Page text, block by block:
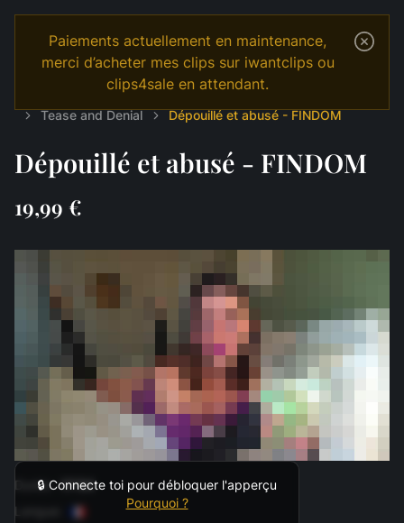
Paiements actuellement en maintenance,
merci d’acheter mes clips sur iwantclips ou
clips4sale en attendant.
Tease and Denial
Dépouillé et abusé - FINDOM
Dépouillé et abusé - FINDOM
19,99 €
🔒 Connecte toi pour débloquer l'apperçu
Pourquoi ?
Durée: 17:54
Langue: